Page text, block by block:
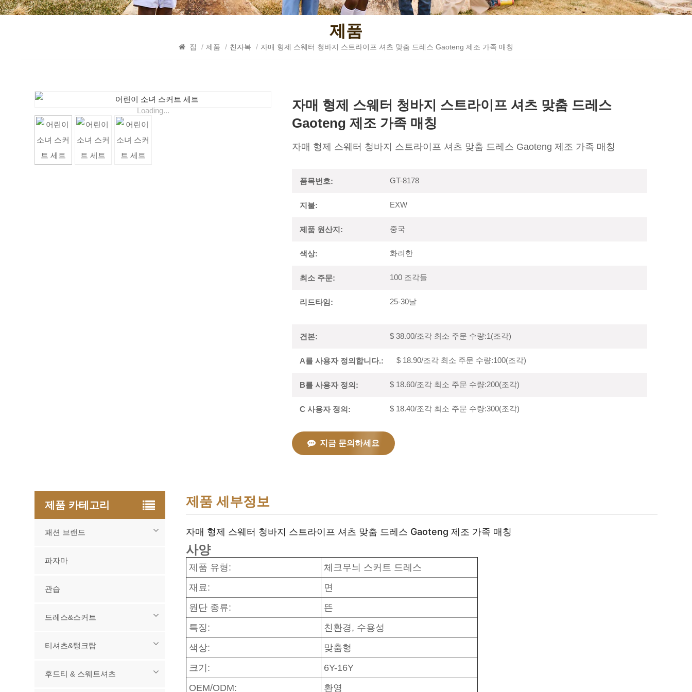
제품
집 / 제품 / 친자복 / 자매 형제 스웨터 청바지 스트라이프 셔츠 맞춤 드레스 Gaoteng 제조 가족 매칭
Loading...
자매 형제 스웨터 청바지 스트라이프 셔츠 맞춤 드레스
Gaoteng 제조 가족 매칭
자매 형제 스웨터 청바지 스트라이프 셔츠 맞춤 드레스 Gaoteng 제조 가족 매칭
품목번호: GT-8178
지불: EXW
제품 원산지: 중국
색상: 화려한
최소 주문: 100 조각들
리드타임: 25-30날
견본: $ 38.00/조각 최소 주문 수량:1(조각)
A를 사용자 정의합니다.: $ 18.90/조각 최소 주문 수량:100(조각)
B를 사용자 정의: $ 18.60/조각 최소 주문 수량:200(조각)
C 사용자 정의: $ 18.40/조각 최소 주문 수량:300(조각)
지금 문의하세요
제품 세부정보
자매 형제 스웨터 청바지 스트라이프 셔츠 맞춤 드레스 Gaoteng 제조 가족 매칭
사양
제품 유형:
체크무늬 스커트 드레스
재료:
면
원단 종류:
뜬
특징:
친환경, 수용성
색상:
맞춤형
크기:
6Y-16Y
OEM/ODM:
환영
제품 카테고리
패션 브랜드
파자마
관습
드레스&스커트
티셔츠&탱크탑
후드티 & 스웨트셔츠